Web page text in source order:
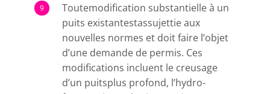
Toutemodification substantielle à un
puits existantestassujettie aux
nouvelles normes et doit faire l’objet
d’une demande de permis. Ces
modifications incluent le creusage
d’un puitsplus profond, l’hydro-